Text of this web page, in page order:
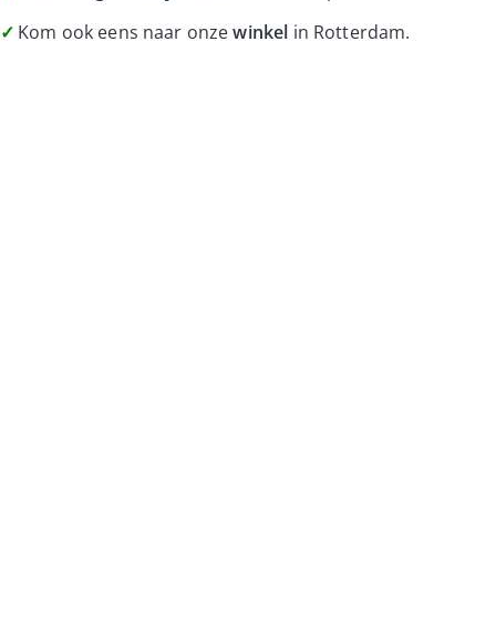
Kom ook eens naar onzewinkel in Rotterdam.